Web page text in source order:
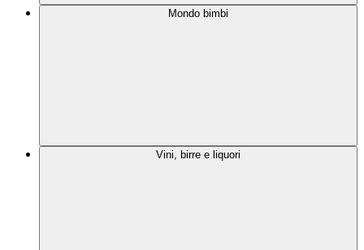
Mondo bimbi
Vini, birre e liquori